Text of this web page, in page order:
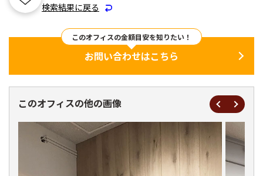
検索結果に戻る
このオフィスの金額目安を知りたい！
お問い合わせはこちら
このオフィスの他の画像